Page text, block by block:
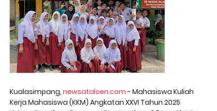
Kualasimpang, newsataloen.com - Mahasiswa Kuliah
Kerja Mahasiswa (KKM) Angkatan XXVI Tahun 2025